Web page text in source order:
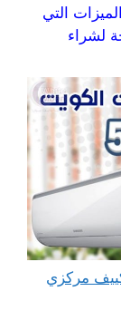
التي
لشراء
وتبريد الرميثية 55560390 تكييف مركزي